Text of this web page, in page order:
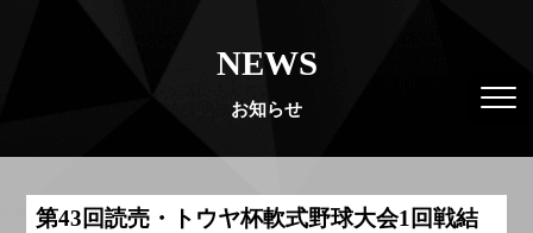
NEWS
お知らせ
第43回読売・トウヤ杯軟式野球大会1回戦結